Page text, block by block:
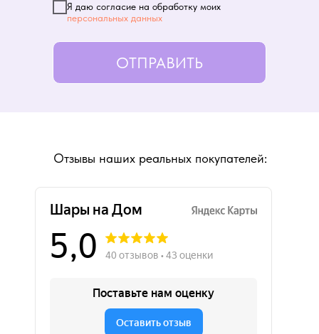
Я даю согласие на обработку моих
персональных данных
ОТПРАВИТЬ
Отзывы наших реальных покупателей: